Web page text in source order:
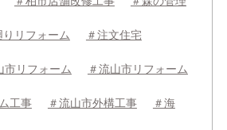
りリフォーム ＃注文住宅
市リフォーム ＃流山市リフォーム
工事 ＃流山市外構工事 ＃海